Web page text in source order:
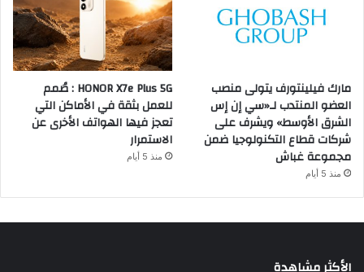
مارك فيلينتورف يتولى منصب
العضو المنتدب لـ«سي إن إس
الشرق الأوسط» ويشرف على
شركات قطاع التكنولوجيا ضمن
مجموعة غباش
منذ 5 أيام
HONOR X7e Plus 5G : صُمم
للعمل بثقة في الأماكن التي
تعجز فيها الهواتف الأخرى عن
الاستمرار
منذ 5 أيام
الأكثر مشاهدة